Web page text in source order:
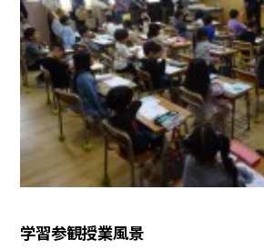
学習参観授業風景